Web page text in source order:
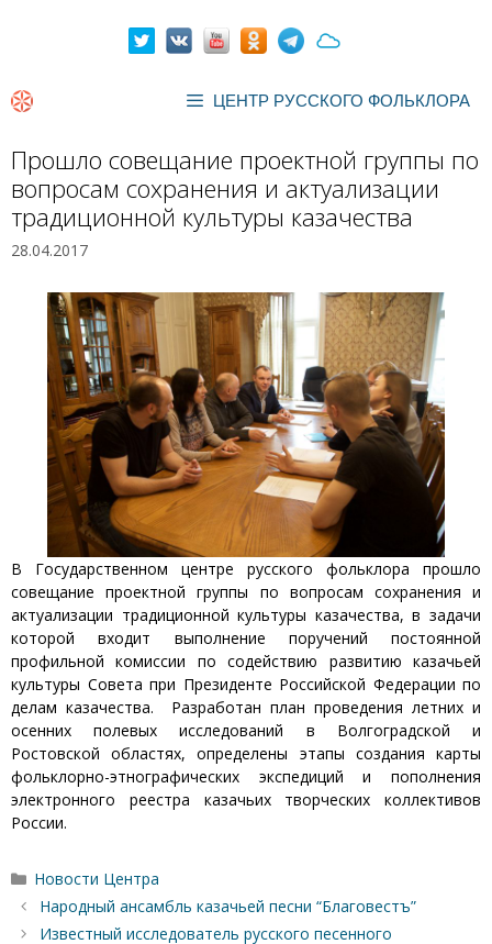
ЦЕНТР РУССКОГО ФОЛЬКЛОРА
Прошло совещание проектной группы по
вопросам сохранения и актуализации
традиционной культуры казачества
28.04.2017
В Государственном центре русского фольклора прошло
совещание проектной группы по вопросам сохранения и
актуализации традиционной культуры казачества, в задачи
которой входит выполнение поручений постоянной
профильной комиссии по содействию развитию казачьей
культуры Совета при Президенте Российской Федерации по
делам казачества. Разработан план проведения летних и
осенних полевых исследований в Волгоградской и
Ростовской областях, определены этапы создания карты
фольклорно-этнографических экспедиций и пополнения
электронного реестра казачьих творческих коллективов
России.
Рубрики
Новости Центра
Народный ансамбль казачьей песни “Благовестъ”
Известный исследователь русского песенного